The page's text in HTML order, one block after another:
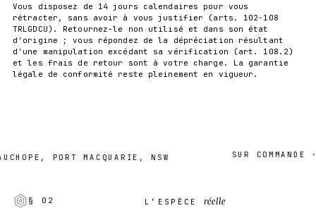
Vous disposez de 14 jours calendaires pour vous
rétracter, sans avoir à vous justifier (arts. 102-108
TRLGDCU). Retournez-le non utilisé et dans son état
d'origine ; vous répondez de la dépréciation résultant
d'une manipulation excédant sa vérification (art. 108.2)
et les frais de retour sont à votre charge. La garantie
légale de conformité reste pleinement en vigueur.
PORT MACQUARIE, NSW SUR COMMANDE ·
§ 02 L’ESPÈCEréelle